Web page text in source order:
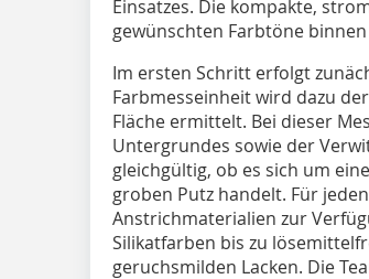
Einsatzes. Die kompakte,
gewünschten Farbtöne
Im ersten Schritt erfolgt
Farbmesseinheit wird dazu
Fläche ermittelt. Bei dieser
Untergrundes sowie der
gleichgültig, ob es sich um
groben Putz handelt. Für
Anstrichmaterialien zur
Silikat­farben bis zu
geruchsmilden Lacken. Die